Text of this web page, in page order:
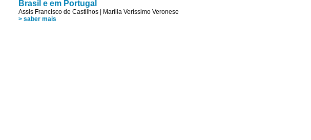
Brasil e em Portugal
Assis Francisco de Castilhos
Marília Veríssimo Veronese
> saber mais